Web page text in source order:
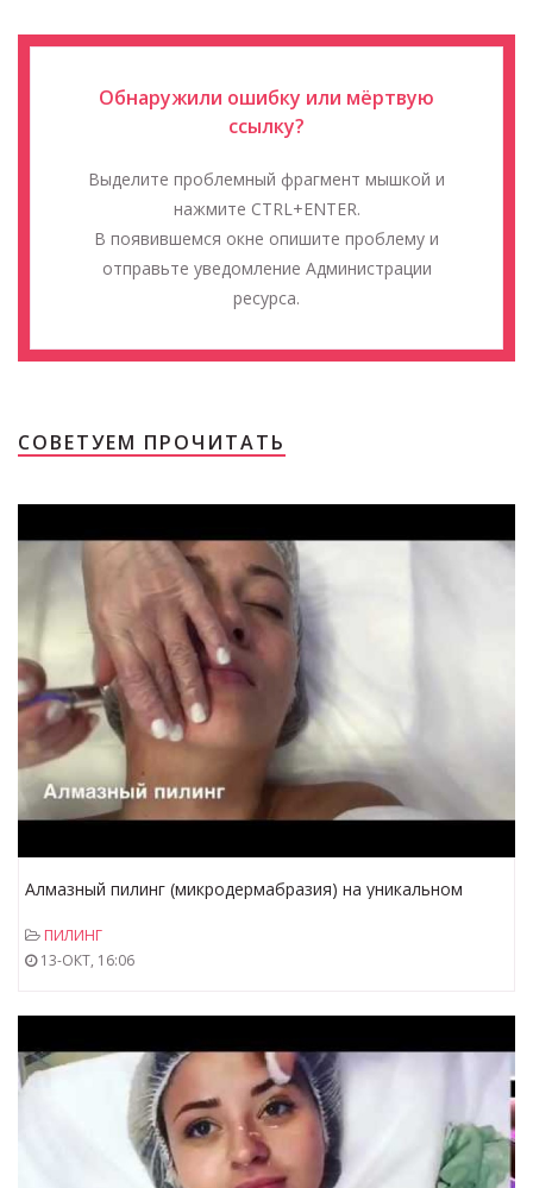
Обнаружили ошибку или мёртвую
ссылку?
Выделите проблемный фрагмент мышкой и
нажмите CTRL+ENTER.
В появившемся окне опишите проблему и
отправьте уведомление Администрации
ресурса.
СОВЕТУЕМ ПРОЧИТАТЬ
Алмазный пилинг (микродермабразия) на уникальном
ПИЛИНГ
13-ОКТ, 16:06